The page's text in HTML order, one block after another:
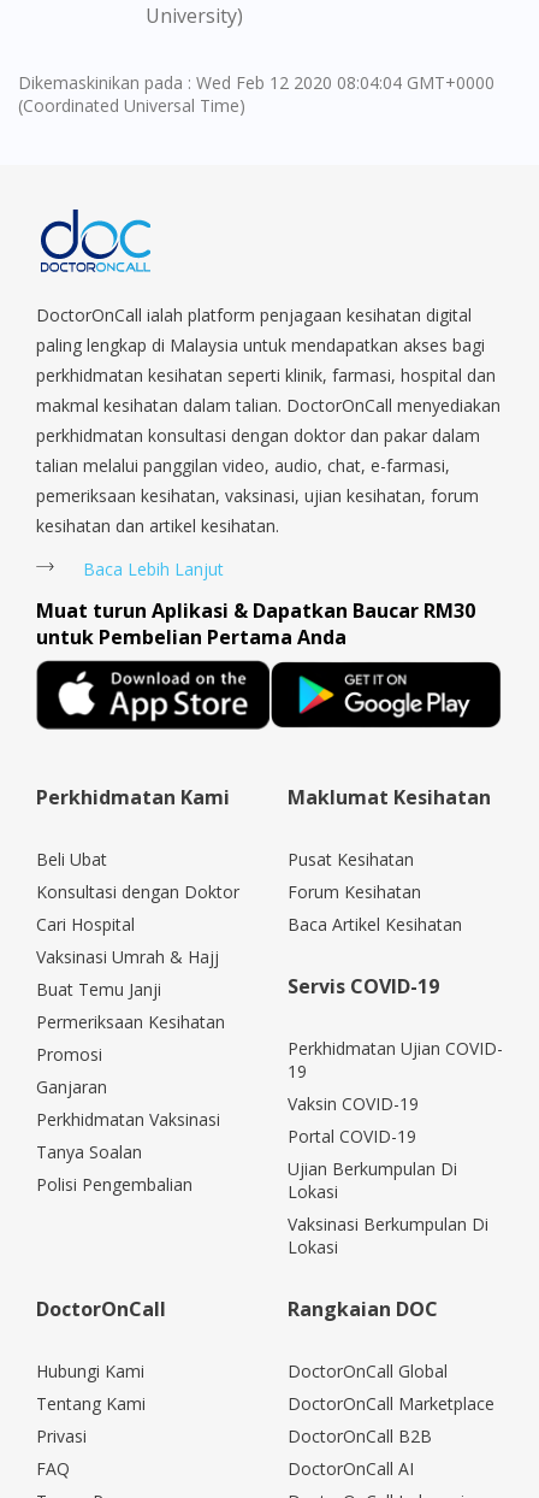
University)
Dikemaskinikan pada : Wed Feb 12 2020 08:04:04 GMT+0000
(Coordinated Universal Time)
DoctorOnCall ialah platform penjagaan kesihatan digital
paling lengkap di Malaysia untuk mendapatkan akses bagi
perkhidmatan kesihatan seperti klinik, farmasi, hospital dan
makmal kesihatan dalam talian. DoctorOnCall menyediakan
perkhidmatan konsultasi dengan doktor dan pakar dalam
talian melalui panggilan video, audio, chat, e-farmasi,
pemeriksaan kesihatan, vaksinasi, ujian kesihatan, forum
kesihatan dan artikel kesihatan.
Baca Lebih Lanjut
Muat turun Aplikasi & Dapatkan Baucar RM30
untuk Pembelian Pertama Anda
Perkhidmatan Kami
Beli Ubat
Konsultasi dengan Doktor
Cari Hospital
Vaksinasi Umrah & Hajj
Buat Temu Janji
Permeriksaan Kesihatan
Promosi
Ganjaran
Perkhidmatan Vaksinasi
Tanya Soalan
Polisi Pengembalian
Maklumat Kesihatan
Pusat Kesihatan
Forum Kesihatan
Baca Artikel Kesihatan
Servis COVID-19
Perkhidmatan Ujian COVID-
19
Vaksin COVID-19
Portal COVID-19
Ujian Berkumpulan Di
Lokasi
Vaksinasi Berkumpulan Di
Lokasi
DoctorOnCall
Hubungi Kami
Tentang Kami
Privasi
FAQ
Rangkaian DOC
DoctorOnCall Global
DoctorOnCall Marketplace
DoctorOnCall B2B
DoctorOnCall AI